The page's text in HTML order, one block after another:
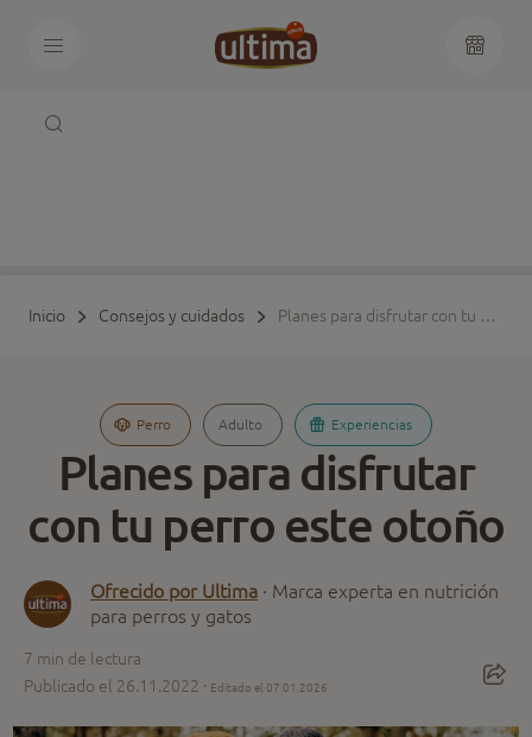
Inicio Consejos y cuidados Planes para disfrutar con tu perro este otoño
Perro Adulto Experiencias
Planes para disfrutar
con tu perro este otoño
Ofrecido por Ultima · Marca experta en nutrición
para perros y gatos
7 min de lectura
Publicado el 26.11.2022 · Editado el 07.01.2026